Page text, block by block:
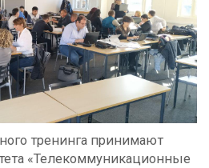
тренинга принимают
«Телекоммуникационные